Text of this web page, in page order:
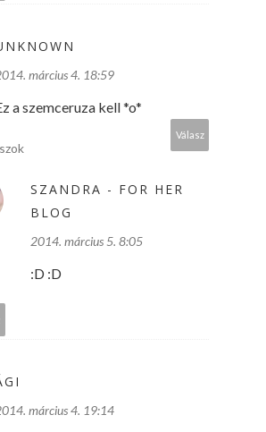
március 4. 18:59
a szemceruza kell *o*
Válasz
SZANDRA - FOR HER
BLOG
2014. március 5. 8:05
:D :D
március 4. 19:14